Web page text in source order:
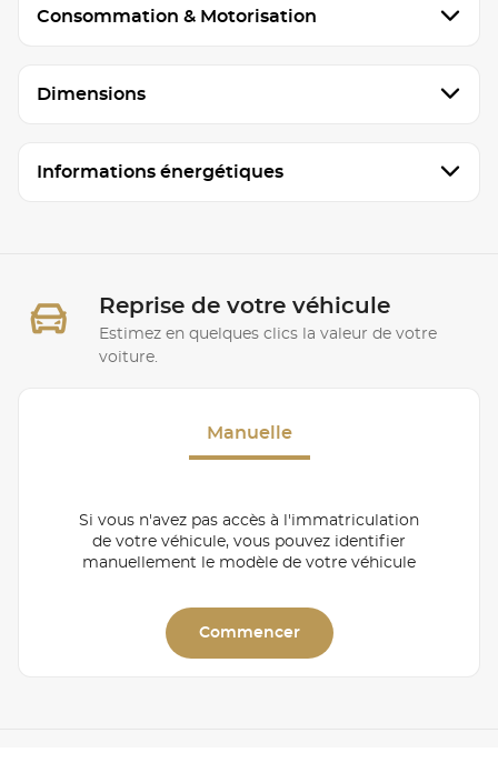
Consommation & Motorisation
Dimensions
Informations énergétiques
Reprise de votre véhicule
Estimez en quelques clics la valeur de votre
voiture.
Manuelle
Si vous n'avez pas accès à l'immatriculation
de votre véhicule, vous pouvez identifier
manuellement le modèle de votre véhicule
Commencer